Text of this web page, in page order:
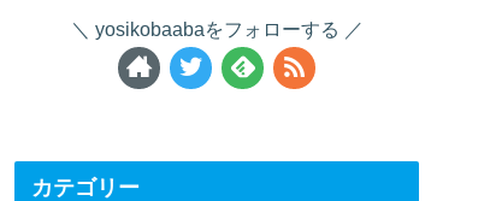
yosikobaabaをフォローする
カテゴリー